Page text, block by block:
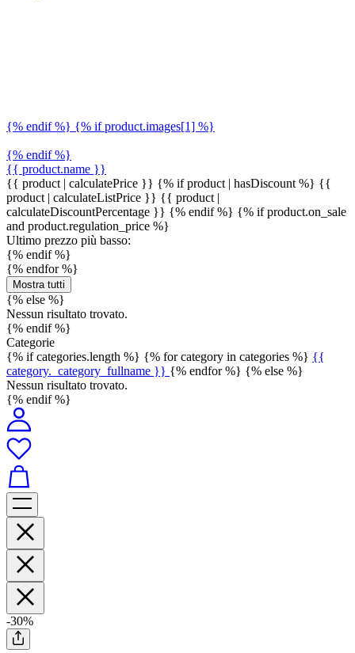
{% endif %} {% if product.images[1] %}
{% endif %}
{{ product.name }}
{{ product | calculatePrice }} {% if product | hasDiscount %} {{
product | calculateListPrice }} {{ product |
calculateDiscountPercentage }} {% endif %} {% if product.on_sale
and product.regulation_price %}
Ultimo prezzo più basso:
{% endif %}
{% endfor %}
Mostra tutti
{% else %}
Nessun risultato trovato.
{% endif %}
Categorie
{% if categories.length %} {% for category in categories %} {{
category._category_fullname }} {% endfor %} {% else %}
Nessun risultato trovato.
{% endif %}
-30%